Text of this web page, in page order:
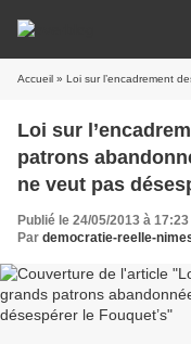
Accueil » Loi sur l’encadrement des salaires des
Loi sur
patrons
ne veut pas
Publié le 24/05/2013 à 17:23
Par democratie-reelle-